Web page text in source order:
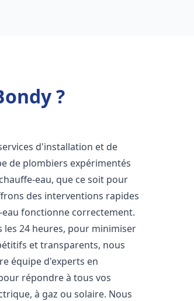
?
d'installation et de
de plombiers expérimentés
eau, que ce soit pour
des interventions rapides
fonctionne correctement.
24 heures, pour minimiser
et transparents, nous
équipe d'experts en
répondre à tous vos
à gaz ou solaire. Nous